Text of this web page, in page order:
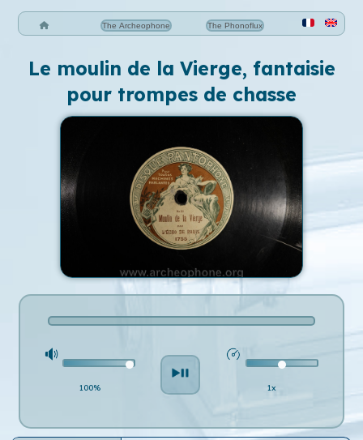
The Archeophone The Phonoflux
Le moulin de la Vierge, fantaisie
pour trompes de chasse
100% 1x